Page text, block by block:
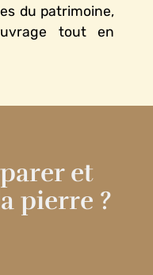
du patrimoine,
tout en
et
pierre ?